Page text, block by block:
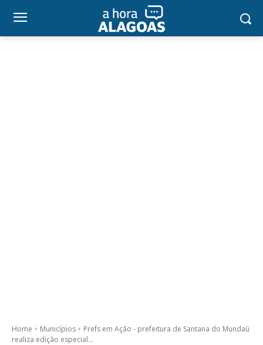
Home Municípios
Prefs em Ação - prefeitura de Santana do Mundaú
realiza edição especial...